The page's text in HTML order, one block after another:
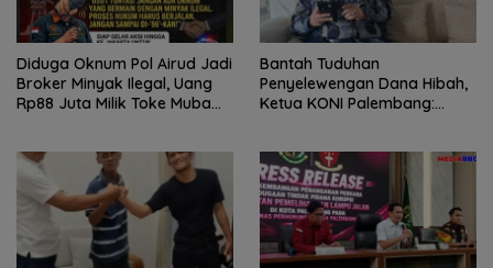
Diduga Oknum Pol Airud Jadi
Broker Minyak Ilegal, Uang
Rp88 Juta Milik Toke Muba
Bantah Tuduhan
Penyelewengan Dana Hibah,
Ketua KONI Palembang: